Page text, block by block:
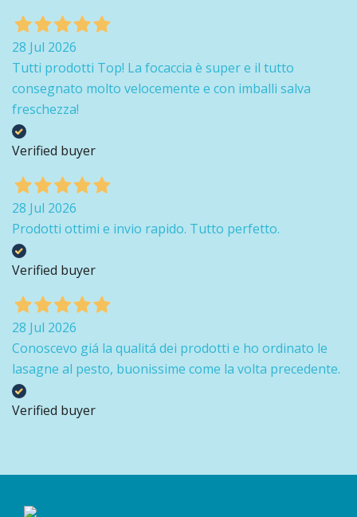
28 Jul 2026
Tutti prodotti Top! La focaccia è super e il tutto
consegnato molto velocemente e con imballi salva
freschezza!
Verified buyer
28 Jul 2026
Prodotti ottimi e invio rapido. Tutto perfetto.
Verified buyer
28 Jul 2026
Conoscevo giá la qualitá dei prodotti e ho ordinato le
lasagne al pesto, buonissime come la volta precedente.
Verified buyer